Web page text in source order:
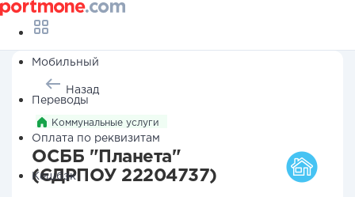
Мобильный
Переводы
Оплата по реквизитам
Кешбэк
Назад
Коммунальные услуги
ОСББ "Планета"
(ЄДРПОУ 22204737)